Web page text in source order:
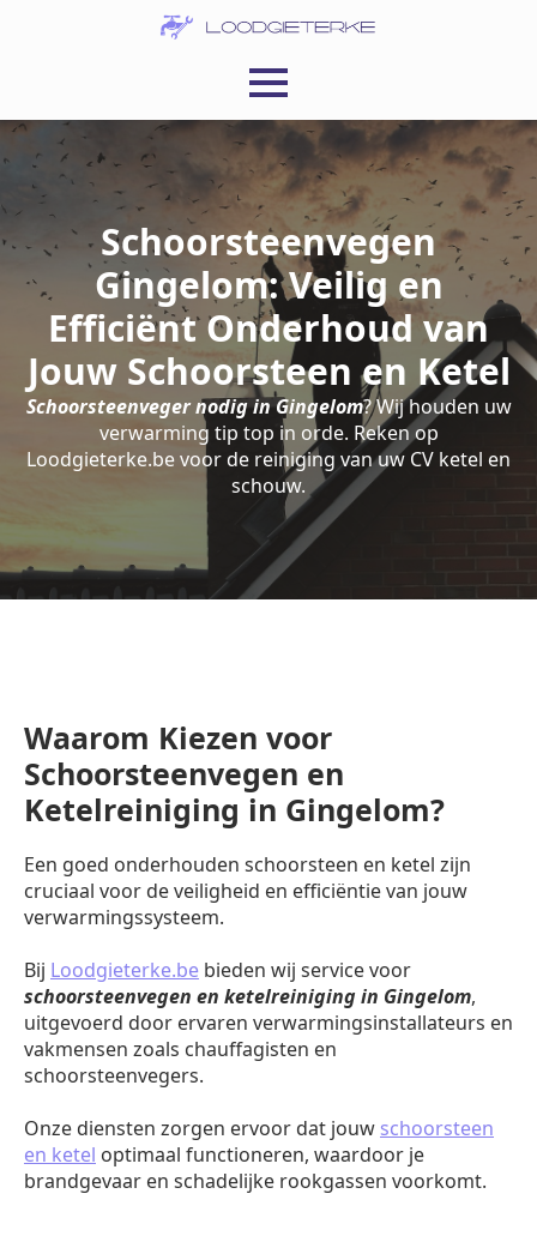
Schoorsteenvegen
Gingelom: Veilig en
Efficiënt Onderhoud van
Jouw Schoorsteen en Ketel
Schoorsteenveger nodig in Gingelom? Wij houden uw
verwarming tip top in orde. Reken op
Loodgieterke.be voor de reiniging van uw CV ketel en
schouw.
Waarom Kiezen voor
Schoorsteenvegen en
Ketelreiniging in Gingelom?
Een goed onderhouden schoorsteen en ketel zijn
cruciaal voor de veiligheid en efficiëntie van jouw
verwarmingssysteem.
Bij Loodgieterke.be bieden wij service voor
schoorsteenvegen en ketelreiniging in Gingelom,
uitgevoerd door ervaren verwarmingsinstallateurs en
vakmensen zoals chauffagisten en
schoorsteenvegers.
Onze diensten zorgen ervoor dat jouw schoorsteen
en ketel optimaal functioneren, waardoor je
brandgevaar en schadelijke rookgassen voorkomt.